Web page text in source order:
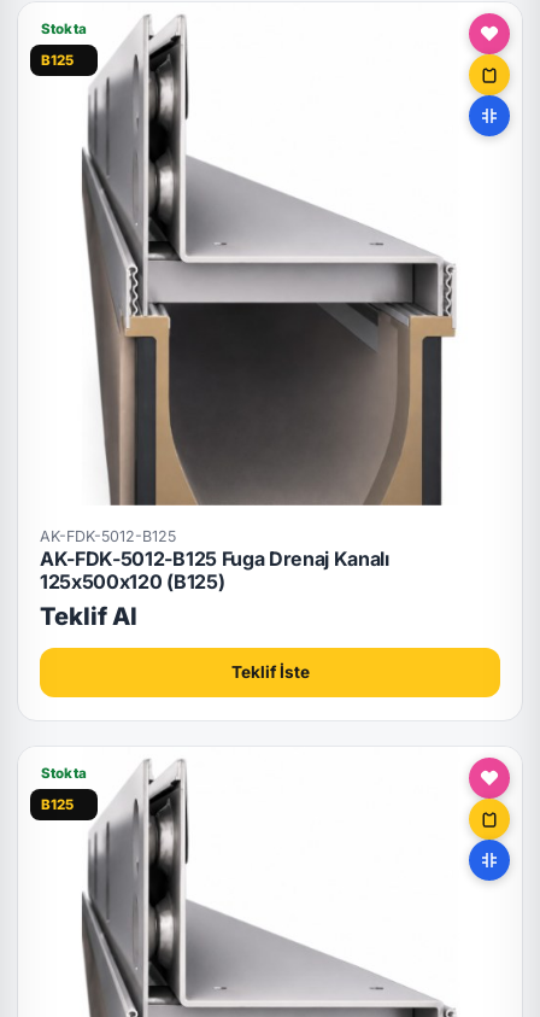
Stokta
B125
AK-FDK-5012-B125
AK-FDK-5012-B125 Fuga Drenaj Kanalı
125x500x120 (B125)
Teklif Al
Teklif İste
Stokta
B125